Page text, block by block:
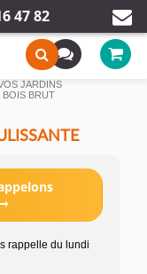
47 82
JARDINS
BOIS BRUT
rappelle du lundi